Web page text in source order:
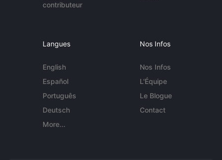
contributeur
Langues
English
Español
Português
Deutsch
More...
Nos Infos
Nos Infos
L'Équipe
Le Blogue
Contact